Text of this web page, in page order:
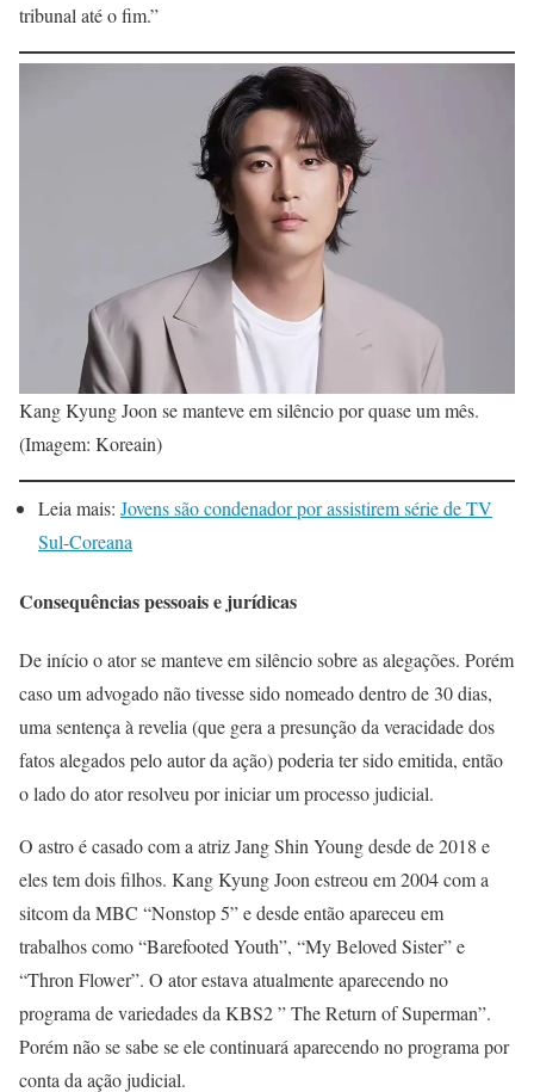
tribunal até o fim.”
Kang Kyung Joon se manteve em silêncio por quase um mês.
(Imagem: Koreain)
Leia mais: Jovens são condenador por assistirem série de TV
Sul-Coreana
Consequências pessoais e jurídicas
De início o ator se manteve em silêncio sobre as alegações. Porém
caso um advogado não tivesse sido nomeado dentro de 30 dias,
uma sentença à revelia (que gera a presunção da veracidade dos
fatos alegados pelo autor da ação) poderia ter sido emitida, então
o lado do ator resolveu por iniciar um processo judicial.
O astro é casado com a atriz Jang Shin Young desde de 2018 e
eles tem dois filhos. Kang Kyung Joon estreou em 2004 com a
sitcom da MBC “Nonstop 5” e desde então apareceu em
trabalhos como “Barefooted Youth”, “My Beloved Sister” e
“Thron Flower”. O ator estava atualmente aparecendo no
programa de variedades da KBS2 ” The Return of Superman”.
Porém não se sabe se ele continuará aparecendo no programa por
conta da ação judicial.